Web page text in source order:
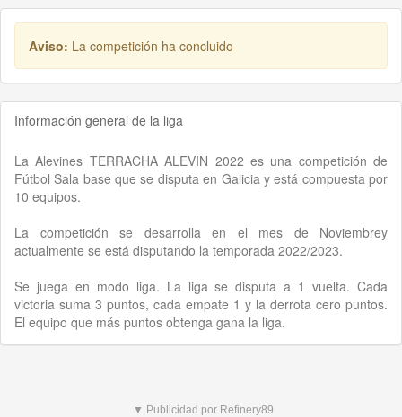
Aviso: La competición ha concluido
Información general de la liga
La Alevines TERRACHA ALEVIN 2022 es una competición de
Fútbol Sala base que se disputa en Galicia y está compuesta por
10 equipos.
La competición se desarrolla en el mes de Noviembrey
actualmente se está disputando la temporada 2022/2023.
Se juega en modo liga. La liga se disputa a 1 vuelta. Cada
victoria suma 3 puntos, cada empate 1 y la derrota cero puntos.
El equipo que más puntos obtenga gana la liga.
▼ Publicidad por Refinery89